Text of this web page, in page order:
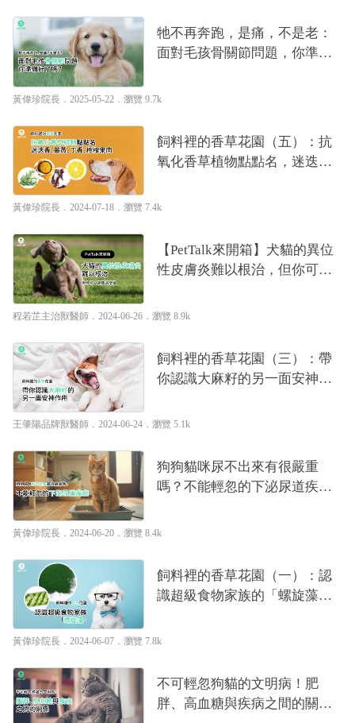
牠不再奔跑，是痛，不是老：
面對毛孩骨關節問題，你準備
黃偉珍院長 ．2025-05-22． 瀏覽 9.7k
飼料裡的香草花園（五）：抗
氧化香草植物點點名，迷迭
專業獸醫—黃偉珍
黃偉珍院長 ．2024-07-18． 瀏覽 7.4k
【PetTalk來開箱】犬貓的異位
性皮膚炎難以根治，但你可以
芷
程若芷主治獸醫師 ．2024-06-26． 瀏覽 8.9k
飼料裡的香草花園（三）：帶
你認識大麻籽的另一面安神作
王肇陽品牌獸醫師 ．2024-06-24． 瀏覽 5.1k
狗狗貓咪尿不出來有很嚴重
嗎？不能輕忽的下泌尿道疾病
黃偉珍院長 ．2024-06-20． 瀏覽 8.4k
飼料裡的香草花園（一）：認
識超級食物家族的「螺旋藻」
黃偉珍院長 ．2024-06-07． 瀏覽 7.8k
不可輕忽狗貓的文明病！肥
胖、高血糖與疾病之間的關係